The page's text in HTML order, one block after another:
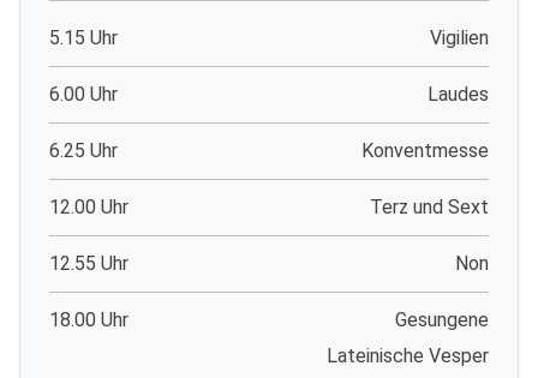
5.15 Uhr Vigilien
6.00 Uhr Laudes
6.25 Uhr Konventmesse
12.00 Uhr Terz und Sext
12.55 Uhr Non
18.00 Uhr
Gesungene
Lateinische Vesper